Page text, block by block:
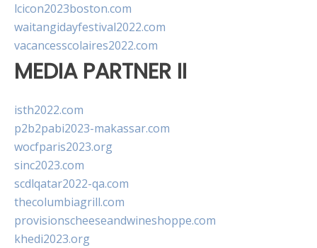
lcicon2023boston.com
waitangidayfestival2022.com
vacancesscolaires2022.com
MEDIA PARTNER II
isth2022.com
p2b2pabi2023-makassar.com
wocfparis2023.org
sinc2023.com
scdlqatar2022-qa.com
thecolumbiagrill.com
provisionscheeseandwineshoppe.com
khedi2023.org